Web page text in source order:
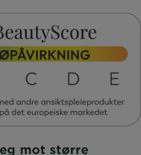
mot større